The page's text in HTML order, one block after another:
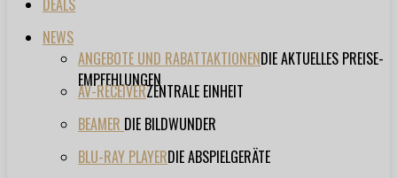
DEALS
NEWS
ANGEBOTE UND RABATTAKTIONENDIE AKTUELLES PREISE-
EMPFEHLUNGEN
AV-RECEIVERZENTRALE EINHEIT
BEAMER DIE BILDWUNDER
BLU-RAY PLAYERDIE ABSPIELGERÄTE